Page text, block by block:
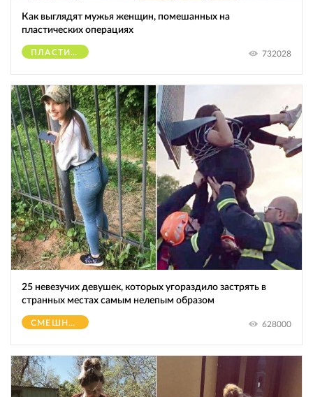
Как выглядят мужья женщин, помешанных на
пластических операциях
ПЛАСТИЧЕСКИЕ ОПЕРАЦИИ 732028
25 невезучих девушек, которых угораздило застрять в
странных местах самым нелепым образом
СМЕШНОЕ 628000